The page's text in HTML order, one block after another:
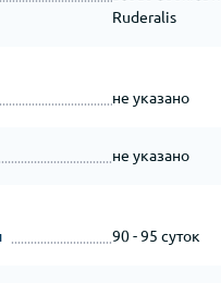
Ruderalis
не указано
не указано
90 - 95 суток